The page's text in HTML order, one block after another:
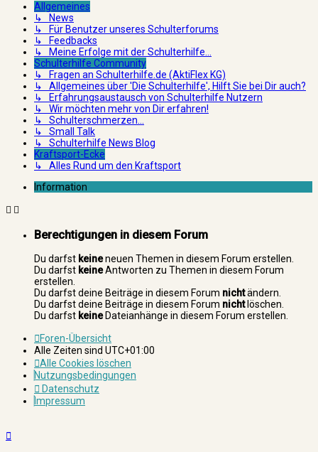
Allgemeines
↳ News
↳ Für Benutzer unseres Schulterforums
↳ Feedbacks
↳ Meine Erfolge mit der Schulterhilfe...
Schulterhilfe Community
↳ Fragen an Schulterhilfe.de (AktiFlex KG)
↳ Allgemeines über 'Die Schulterhilfe', Hilft Sie bei Dir auch?
↳ Erfahrungsaustausch von Schulterhilfe Nutzern
↳ Wir möchten mehr von Dir erfahren!
↳ Schulterschmerzen...
↳ Small Talk
↳ Schulterhilfe News Blog
Kraftsport-Ecke
↳ Alles Rund um den Kraftsport
Information
Berechtigungen in diesem Forum
Du darfst keineneuen Themen in diesem Forum erstellen.
Du darfst keineAntworten zu Themen in diesem Forum
erstellen.
Du darfst deine Beiträge in diesem Forum nichtändern.
Du darfst deine Beiträge in diesem Forum nichtlöschen.
Du darfst keineDateianhänge in diesem Forum erstellen.
Foren-Übersicht
Alle Zeiten sind UTC+01:00
Alle Cookies löschen
Nutzungsbedingungen
Datenschutz
Impressum